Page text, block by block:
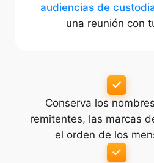
audiencias de
una reunión con
Conserva los
remitentes, las marcas
el orden de los